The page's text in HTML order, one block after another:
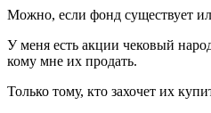
Можно, если фонд существует
У меня есть акции чековый
кому мне их продать.
Только тому, кто захочет их